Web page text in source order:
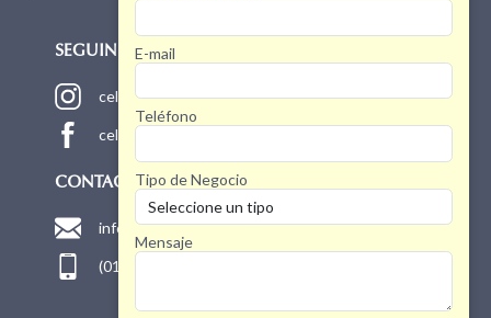
SEGUINOS!
celugamaoficial
celugamaoficial
CONTACTO
info@celugama.com.ar
(011) 4768 1775
E-mail
Teléfono
Tipo de Negocio
Mensaje